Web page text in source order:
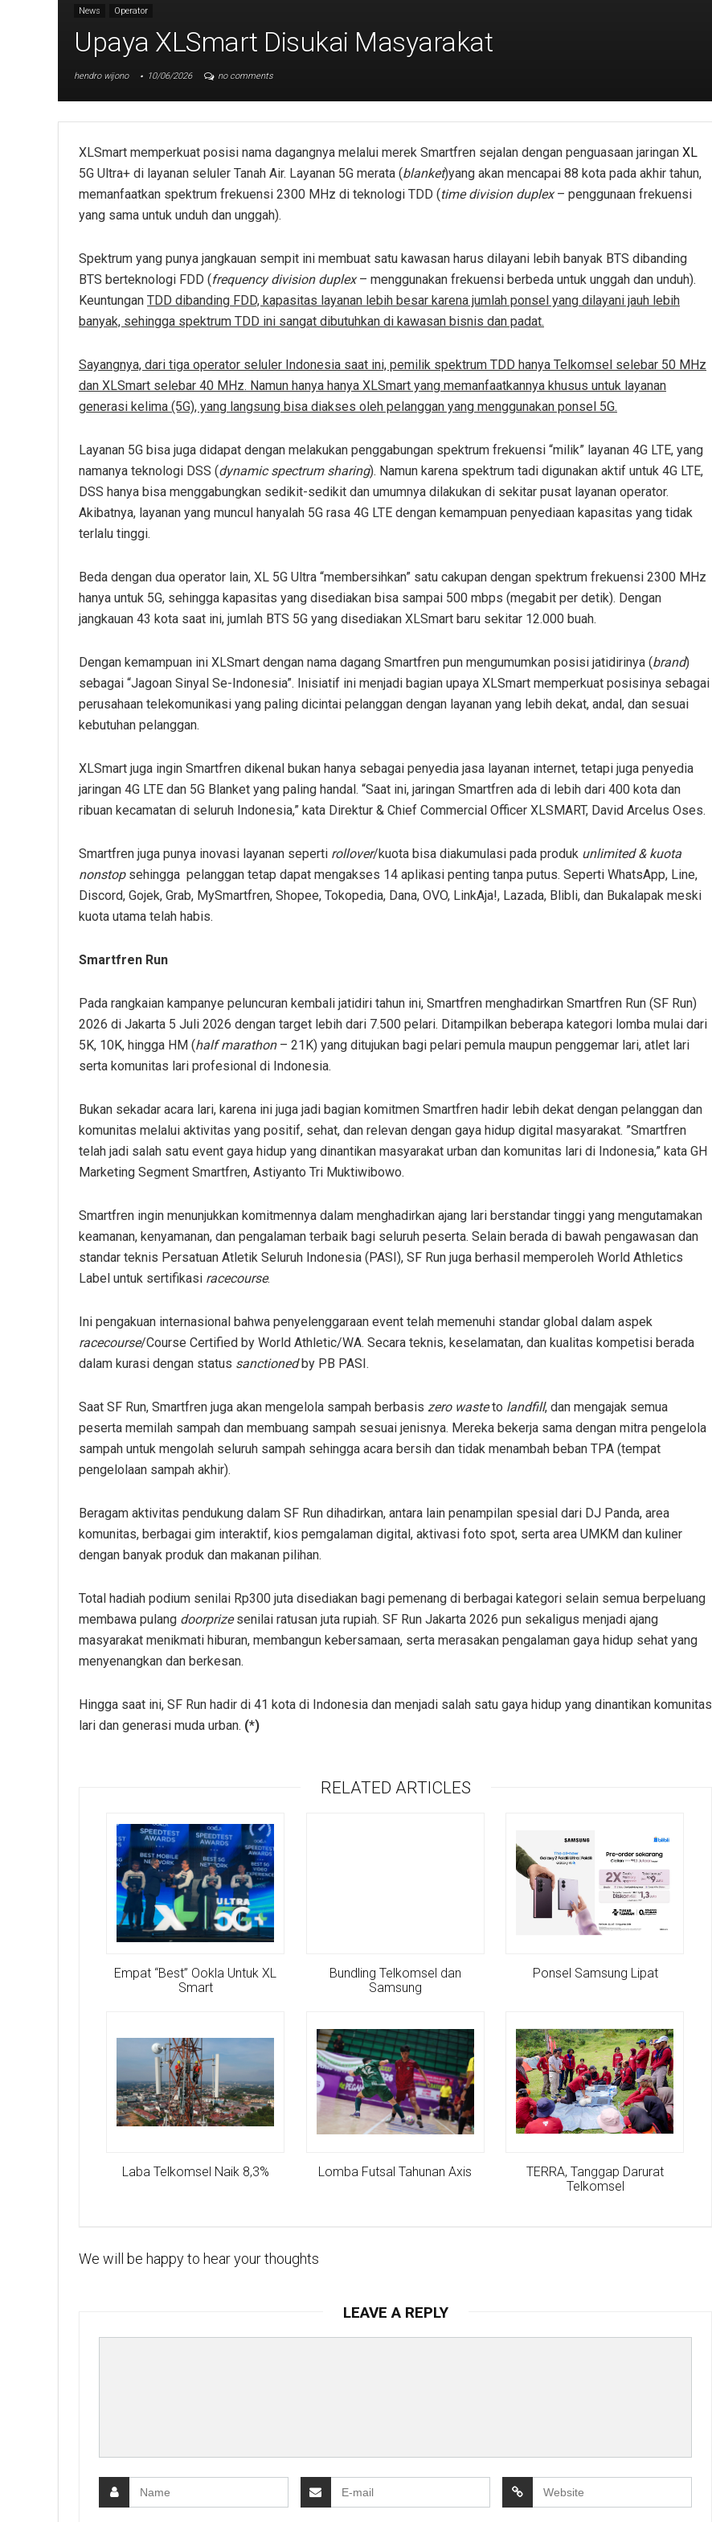
News Operator
Upaya XLSmart Disukai Masyarakat
hendro wijono 10/06/2026 no comments
XLSmart memperkuat posisi nama dagangnya melalui merek Smartfren sejalan dengan penguasaan jaringan XL
5G Ultra+ di layanan seluler Tanah Air. Layanan 5G merata (blanket)yang akan mencapai 88 kota pada akhir tahun,
memanfaatkan spektrum frekuensi 2300 MHz di teknologi TDD (time division duplex– penggunaan frekuensi
yang sama untuk unduh dan unggah).
Spektrum yang punya jangkauan sempit ini membuat satu kawasan harus dilayani lebih banyak BTS dibanding
BTS berteknologi FDD (frequency division duplex– menggunakan frekuensi berbeda untuk unggah dan unduh).
Keuntungan TDD dibanding FDD, kapasitas layanan lebih besar karena jumlah ponsel yang dilayani jauh lebih
banyak, sehingga spektrum TDD ini sangat dibutuhkan di kawasan bisnis dan padat.
Sayangnya, dari tiga operator seluler Indonesia saat ini, pemilik spektrum TDD hanya Telkomsel selebar 50 MHz
dan XLSmart selebar 40 MHz. Namun hanya hanya XLSmart yang memanfaatkannya khusus untuk layanan
generasi kelima (5G), yang langsung bisa diakses oleh pelanggan yang menggunakan ponsel 5G.
Layanan 5G bisa juga didapat dengan melakukan penggabungan spektrum frekuensi “milik” layanan 4G LTE, yang
namanya teknologi DSS (dynamic spectrum sharing). Namun karena spektrum tadi digunakan aktif untuk 4G LTE,
DSS hanya bisa menggabungkan sedikit-sedikit dan umumnya dilakukan di sekitar pusat layanan operator.
Akibatnya, layanan yang muncul hanyalah 5G rasa 4G LTE dengan kemampuan penyediaan kapasitas yang tidak
terlalu tinggi.
Beda dengan dua operator lain, XL 5G Ultra “membersihkan” satu cakupan dengan spektrum frekuensi 2300 MHz
hanya untuk 5G, sehingga kapasitas yang disediakan bisa sampai 500 mbps (megabit per detik). Dengan
jangkauan 43 kota saat ini, jumlah BTS 5G yang disediakan XLSmart baru sekitar 12.000 buah.
Dengan kemampuan ini XLSmart dengan nama dagang Smartfren pun mengumumkan posisi jatidirinya (brand)
sebagai “Jagoan Sinyal Se-Indonesia”. Inisiatif ini menjadi bagian upaya XLSmart memperkuat posisinya sebagai
perusahaan telekomunikasi yang paling dicintai pelanggan dengan layanan yang lebih dekat, andal, dan sesuai
kebutuhan pelanggan.
XLSmart juga ingin Smartfren dikenal bukan hanya sebagai penyedia jasa layanan internet, tetapi juga penyedia
jaringan 4G LTE dan 5G Blanket yang paling handal. “Saat ini, jaringan Smartfren ada di lebih dari 400 kota dan
ribuan kecamatan di seluruh Indonesia,” kata Direktur & Chief Commercial Officer XLSMART, David Arcelus Oses.
Smartfren juga punya inovasi layanan seperti rollover/kuota bisa diakumulasi pada produk unlimited & kuota
nonstopsehingga pelanggan tetap dapat mengakses 14 aplikasi penting tanpa putus. Seperti WhatsApp, Line,
Discord, Gojek, Grab, MySmartfren, Shopee, Tokopedia, Dana, OVO, LinkAja!, Lazada, Blibli, dan Bukalapak meski
kuota utama telah habis.
Smartfren Run
Pada rangkaian kampanye peluncuran kembali jatidiri tahun ini, Smartfren menghadirkan Smartfren Run (SF Run)
2026 di Jakarta 5 Juli 2026 dengan target lebih dari 7.500 pelari. Ditampilkan beberapa kategori lomba mulai dari
5K, 10K, hingga HM (half marathon– 21K) yang ditujukan bagi pelari pemula maupun penggemar lari, atlet lari
serta komunitas lari profesional di Indonesia.
Bukan sekadar acara lari, karena ini juga jadi bagian komitmen Smartfren hadir lebih dekat dengan pelanggan dan
komunitas melalui aktivitas yang positif, sehat, dan relevan dengan gaya hidup digital masyarakat. ”Smartfren
telah jadi salah satu event gaya hidup yang dinantikan masyarakat urban dan komunitas lari di Indonesia,” kata GH
Marketing Segment Smartfren, Astiyanto Tri Muktiwibowo.
Smartfren ingin menunjukkan komitmennya dalam menghadirkan ajang lari berstandar tinggi yang mengutamakan
keamanan, kenyamanan, dan pengalaman terbaik bagi seluruh peserta. Selain berada di bawah pengawasan dan
standar teknis Persatuan Atletik Seluruh Indonesia (PASI), SF Run juga berhasil memperoleh World Athletics
Label untuk sertifikasi racecourse.
Ini pengakuan internasional bahwa penyelenggaraan event telah memenuhi standar global dalam aspek
racecourse/Course Certified by World Athletic/WA. Secara teknis, keselamatan, dan kualitas kompetisi berada
dalam kurasi dengan status sanctionedby PB PASI.
Saat SF Run, Smartfren juga akan mengelola sampah berbasis zero wasteto landfill, dan mengajak semua
peserta memilah sampah dan membuang sampah sesuai jenisnya. Mereka bekerja sama dengan mitra pengelola
sampah untuk mengolah seluruh sampah sehingga acara bersih dan tidak menambah beban TPA (tempat
pengelolaan sampah akhir).
Beragam aktivitas pendukung dalam SF Run dihadirkan, antara lain penampilan spesial dari DJ Panda, area
komunitas, berbagai gim interaktif, kios pemgalaman digital, aktivasi foto spot, serta area UMKM dan kuliner
dengan banyak produk dan makanan pilihan.
Total hadiah podium senilai Rp300 juta disediakan bagi pemenang di berbagai kategori selain semua berpeluang
membawa pulang doorprizesenilai ratusan juta rupiah. SF Run Jakarta 2026 pun sekaligus menjadi ajang
masyarakat menikmati hiburan, membangun kebersamaan, serta merasakan pengalaman gaya hidup sehat yang
menyenangkan dan berkesan.
Hingga saat ini, SF Run hadir di 41 kota di Indonesia dan menjadi salah satu gaya hidup yang dinantikan komunitas
lari dan generasi muda urban. (*)
RELATED ARTICLES
Empat “Best” Ookla Untuk XL
Smart
Bundling Telkomsel dan
Samsung
Ponsel Samsung Lipat
Laba Telkomsel Naik 8,3% Lomba Futsal Tahunan Axis
TERRA, Tanggap Darurat
Telkomsel
We will be happy to hear your thoughts
LEAVE A REPLY